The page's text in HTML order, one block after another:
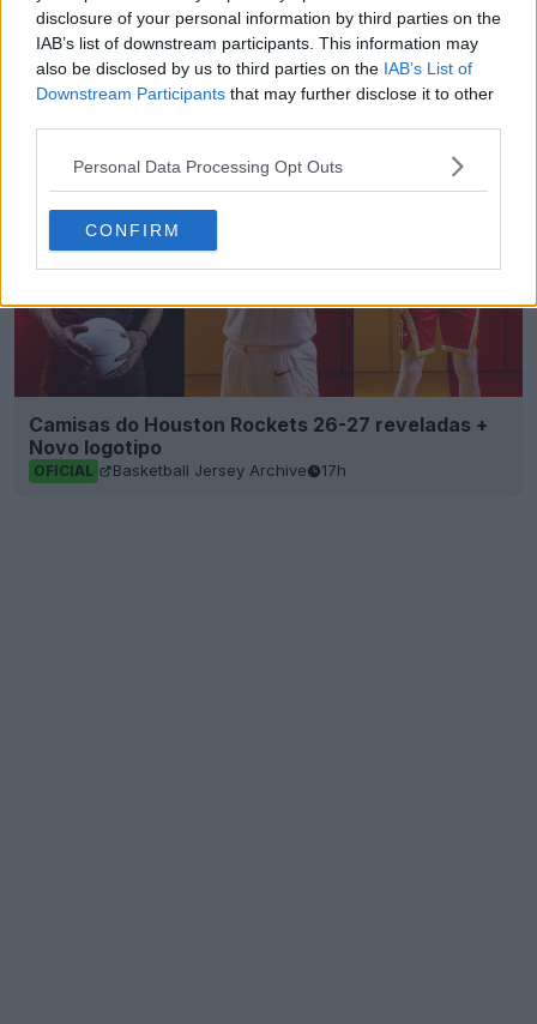
disclosure of your personal information by third parties on the
IAB’s list of downstream participants. This information may
also be disclosed by us to third parties on the IAB’s List of
Downstream Participants that may further disclose it to other
Personal Data Processing Opt Outs
CONFIRM
Gerador de Kits em Massa para FM - Gere Kits
Exclusivos em Segundos
OFICIAL FM Kit Creator
Camisas do Houston Rockets 26-27 reveladas +
Novo logotipo
OFICIAL Basketball Jersey Archive 17h